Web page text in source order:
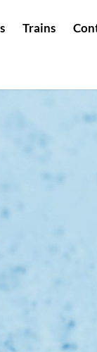
Trains